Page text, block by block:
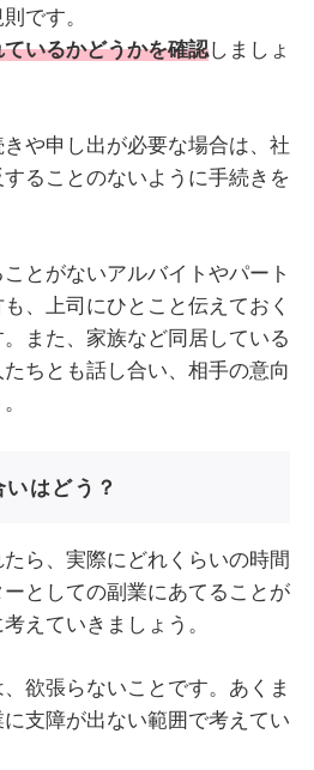
です。
いるかどうかを確認しましょ
や申し出が必要な場合は、社
ることのないように手続きを
とがないアルバイトやパート
、上司にひとこと伝えておく
また、家族など同居している
ちとも話し合い、相手の意向
はどう？
ら、実際にどれくらいの時間
としての副業にあてることが
えていきましょう。
欲張らないことです。あくま
支障が出ない範囲で考えてい